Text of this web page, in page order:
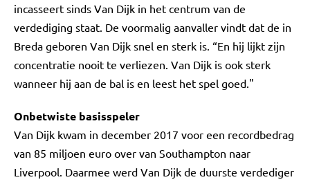
incasseert sinds Van Dijk in het centrum van de
verdediging staat. De voormalig aanvaller vindt dat de in
Breda geboren Van Dijk snel en sterk is. “En hij lijkt zijn
concentratie nooit te verliezen. Van Dijk is ook sterk
wanneer hij aan de bal is en leest het spel goed."
Onbetwiste basisspeler
Van Dijk kwam in december 2017 voor een recordbedrag
van 85 miljoen euro over van Southampton naar
Liverpool. Daarmee werd Van Dijk de duurste verdediger